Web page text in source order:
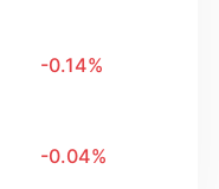
-0.14%
-0.04%